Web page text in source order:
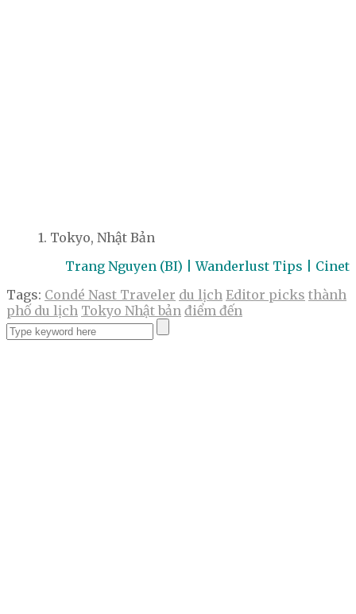
1. Tokyo, Nhật Bản
Trang Nguyen (BI) | Wanderlust Tips | Cinet
Tags: Condé Nast Traveler du lịch Editor picks thành
phố du lịch Tokyo Nhật bản điểm đến